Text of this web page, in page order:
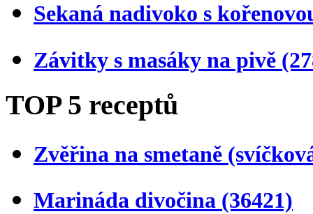
Sekaná nadivoko s
Závitky s masáky na pivě
TOP 5 receptů
Zvěřina na smetaně
Marináda divočina (36421)